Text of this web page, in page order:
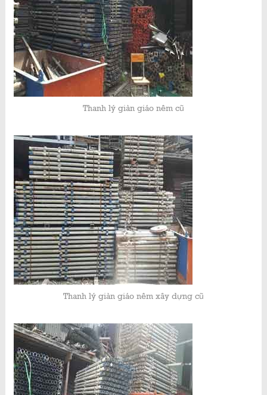
Thanh lý giàn giáo nêm cũ
Thanh lý giàn giáo nêm xây dựng cũ